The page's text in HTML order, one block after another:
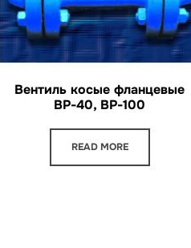
Вентиль косые фланцевые
ВР-40, ВР-100
READ MORE